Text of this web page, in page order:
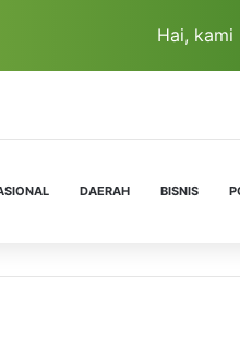
Hai, kami
DAERAH BISNIS